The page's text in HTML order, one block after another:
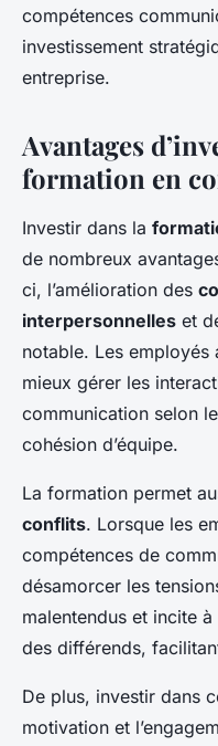
compétences
investissement
entreprise.
Avantages
formation en
Investir dans la
de nombreux
ci, l’amélioration des
interpersonnelles et
notable. Les
mieux gérer les
communication selon
cohésion d’équipe.
La formation permet
conflits. Lorsque les
compétences de
désamorcer les
malentendus et incite
des différends,
De plus, investir dans
motivation et